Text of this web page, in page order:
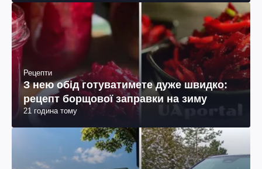
Рецепти
З нею обід готуватимете дуже швидко:
рецепт борщової заправки на зиму
21 година тому